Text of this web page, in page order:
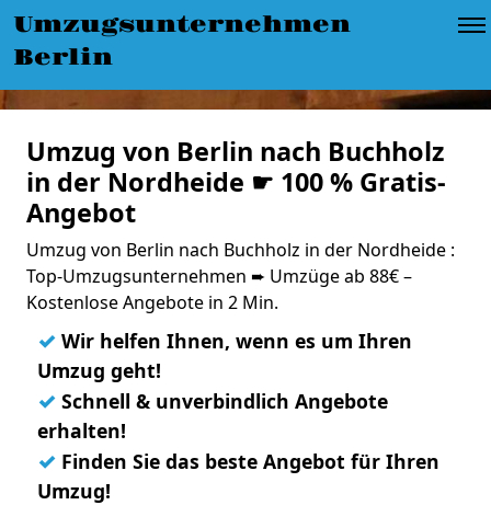
Umzugsunternehmen
Berlin
Umzug von Berlin nach Buchholz
in der Nordheide ☛ 100 % Gratis-
Angebot
Umzug von Berlin nach Buchholz in der Nordheide :
Top-Umzugsunternehmen ➨ Umzüge ab 88€ –
Kostenlose Angebote in 2 Min.
✓ Wir helfen Ihnen, wenn es um Ihren
Umzug geht!
✓ Schnell & unverbindlich Angebote
erhalten!
✓ Finden Sie das beste Angebot für Ihren
Umzug!